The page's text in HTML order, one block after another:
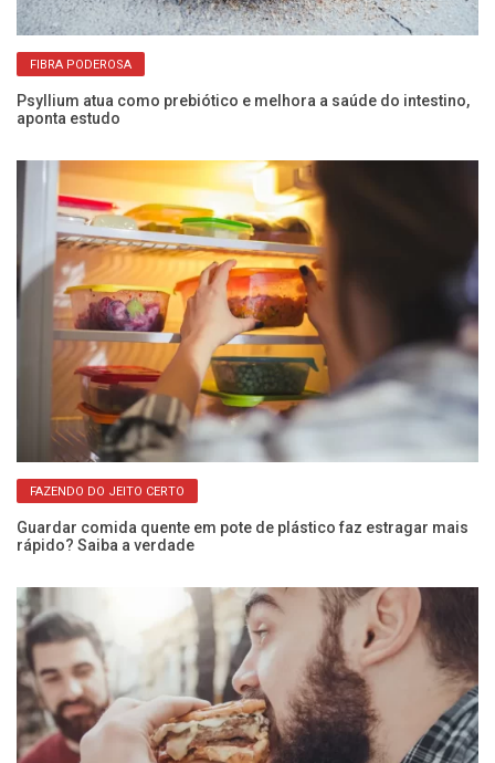
FIBRA PODEROSA
Psyllium atua como prebiótico e melhora a saúde do intestino,
aponta estudo
FAZENDO DO JEITO CERTO
Guardar comida quente em pote de plástico faz estragar mais
rápido? Saiba a verdade